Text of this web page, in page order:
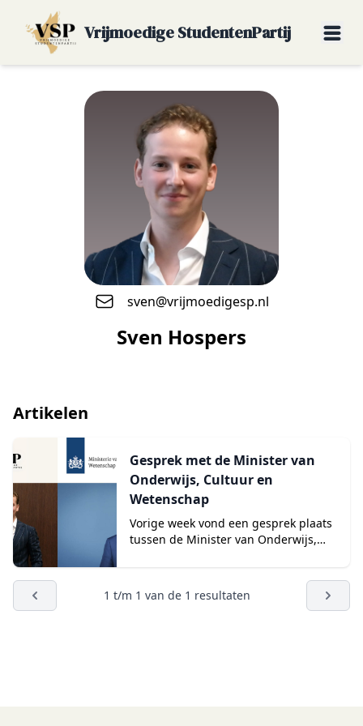
Vrijmoedige StudentenPartij
Sven Hospers
sven@vrijmoedigesp.nl
Artikelen
Gesprek met de Minister van
Onderwijs, Cultuur en
Wetenschap
Vorige week vond een gesprek plaats
tussen de Minister van Onderwijs,
1 t/m 1 van de 1 resultaten